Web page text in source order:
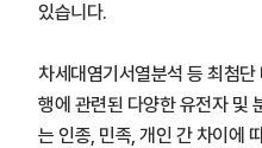
있습니다.
차세대염기서열분석 등 최첨
행에 관련된 다양한 유전자 및
는 인종, 민족, 개인 간 차이에